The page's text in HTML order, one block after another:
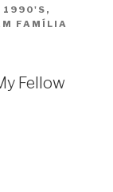
1990'S ,
FAMÍLIA
Fellow